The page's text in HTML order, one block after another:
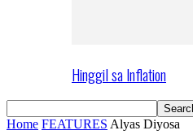
Hinggil sa Inflation
Home FEATURES Alyas Diyosa